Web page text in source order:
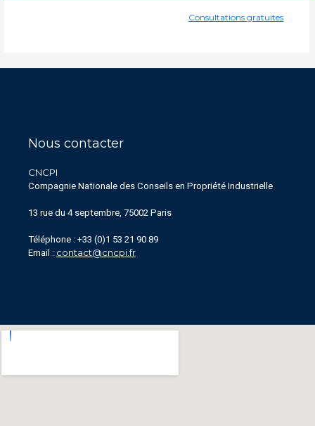
Consultations gratuites
Nous contacter
CNCPI
Compagnie Nationale des Conseils en Propriété Industrielle
13 rue du 4 septembre, 75002 Paris
Téléphone : +33 (0)1 53 21 90 89
Email : contact@cncpi.fr